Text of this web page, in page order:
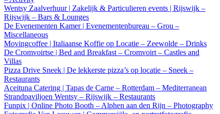
Wentsy Zaalverhuur | Zakelijk & Particulieren events | Rijswijk –
Rijswijk – Bars & Lounges
De Evenementen Kamer | Evenementenbureau – Grou –
Miscellaneous
Movingcoffee | Italiaanse Koffie op Locatie – Zeewolde – Drinks
De Cromvoirtse | Bed and Breakfast – Cromvoirt – Castles and
Villas
Pizza Drive Sneek | De lekkerste pizza’s op locatie – Sneek –
Restaurants
Aceituna Catering | Tapas de Carne – Rotterdam – Mediterranean
Strandpaviljoen Wentsy – Rijswijk – Restaurants
Funpix | Online Photo Booth – Alphen aan den Rijn – Photography